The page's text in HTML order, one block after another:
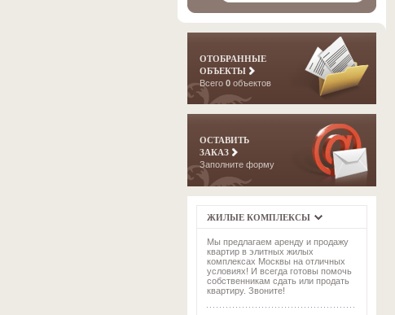
ОТОБРАННЫЕ
ОБЪЕКТЫ
Всего 0 объектов
ОСТАВИТЬ
ЗАКАЗ
Заполните форму
ЖИЛЫЕ КОМПЛЕКСЫ
Мы предлагаем аренду и продажу
квартир в элитных жилых
комплексах Москвы на отличных
условиях! И всегда готовы помочь
собственникам сдать или продать
квартиру. Звоните!